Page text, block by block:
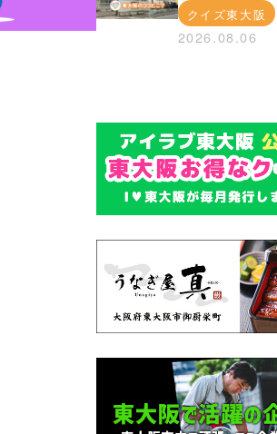
クイズ東大阪
2026.08.06